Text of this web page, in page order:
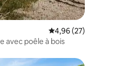
Évaluation moyenne
4,96 (27)
avec poêle à bois